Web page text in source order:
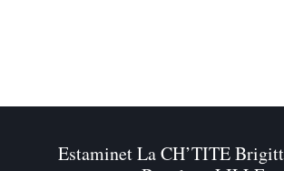
Estaminet La CH’TITE